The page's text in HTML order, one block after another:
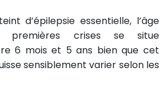
d’épilepsie essentielle, l’âge
premières crises se situe
6 mois et 5 ans bien que cet
sensiblement varier selon les